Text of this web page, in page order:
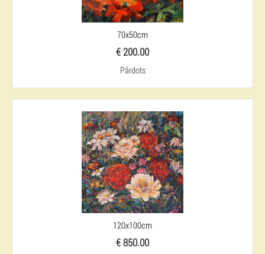
70x50cm
€ 200.00
Pārdots
120x100cm
€ 850.00